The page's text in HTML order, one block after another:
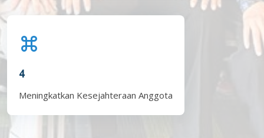
4
Meningkatkan Kesejahteraan Anggota